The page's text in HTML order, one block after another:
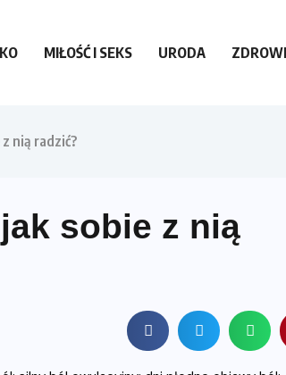
MIŁOŚĆ I SEKS URODA
nią radzić?
sobie z nią